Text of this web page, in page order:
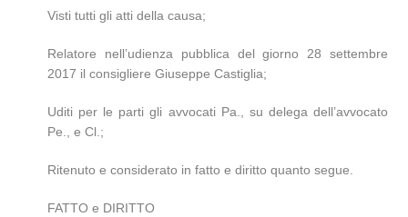
Visti tutti gli atti della causa;
Relatore nell’udienza pubblica del giorno 28 settembre
2017 il consigliere Giuseppe Castiglia;
Uditi per le parti gli avvocati Pa., su delega dell’avvocato
Pe., e Cl.;
Ritenuto e considerato in fatto e diritto quanto segue.
FATTO e DIRITTO